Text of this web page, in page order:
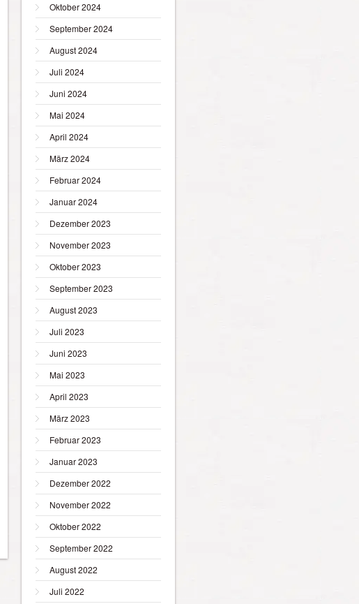
Oktober 2024
September 2024
August 2024
Juli 2024
Juni 2024
Mai 2024
April 2024
März 2024
Februar 2024
Januar 2024
Dezember 2023
November 2023
Oktober 2023
September 2023
August 2023
Juli 2023
Juni 2023
Mai 2023
April 2023
März 2023
Februar 2023
Januar 2023
Dezember 2022
November 2022
Oktober 2022
September 2022
August 2022
Juli 2022